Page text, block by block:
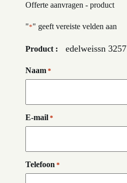
Offerte aanvragen - product
"*" geeft vereiste velden aan
Product : edelweissn 3257
Naam *
E-mail *
Telefoon *